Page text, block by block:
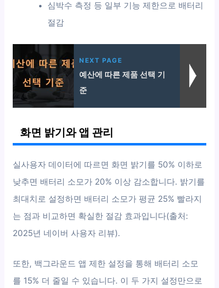
심박수 측정 등 일부 기능 제한으로 배터리
절감
NEXT PAGE
예산에 따른 제품 선택 기
준
화면 밝기와 앱 관리
실사용자 데이터에 따르면 화면 밝기를 50% 이하로
낮추면 배터리 소모가 20% 이상 감소합니다. 밝기를
최대치로 설정하면 배터리 소모가 평균 25% 빨라지
는 점과 비교하면 확실한 절감 효과입니다(출처:
2025년 네이버 사용자 리뷰).
또한, 백그라운드 앱 제한 설정을 통해 배터리 소모
를 15% 더 줄일 수 있습니다. 이 두 가지 설정만으로